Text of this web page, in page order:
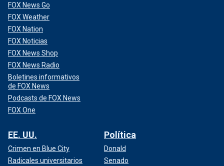
FOX News Go
FOX Weather
FOX Nation
FOX Noticias
FOX News Shop
FOX News Radio
Boletines informativos
de FOX News
Podcasts de FOX News
FOX One
EE. UU.
Crimen en Blue City
Radicales universitarios
Política
Donald
Senado